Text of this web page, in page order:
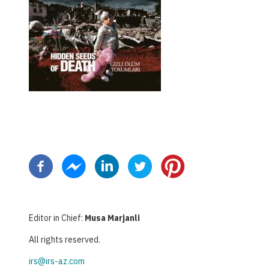
Editor in Chief: Musa Marjanli
All rights reserved.
irs@irs-az.com